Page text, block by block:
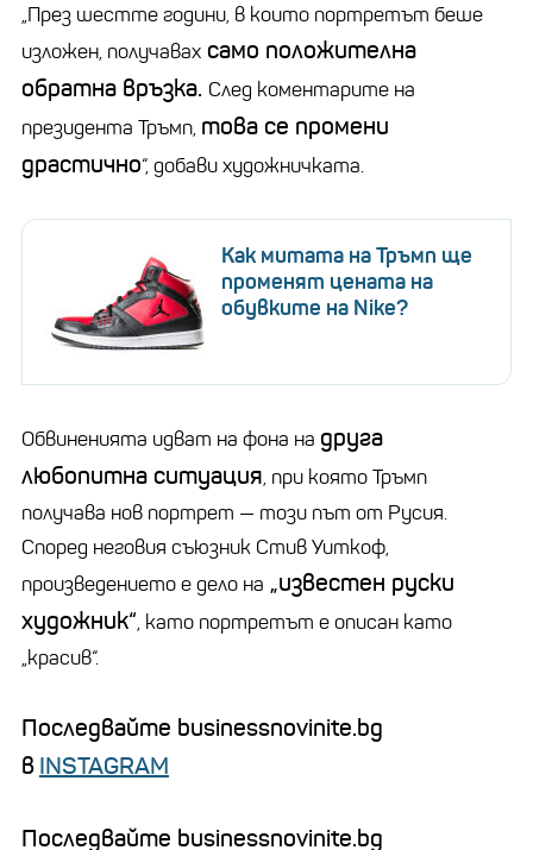
„През шестте години, в които портретът беше
изложен, получавах само положителна
обратна връзка. След коментарите на
президента Тръмп, това се промени
драстично“, добави художничката.
Как митата на Тръмп ще
променят цената на
обувките на Nike?
Обвиненията идват на фона на друга
любопитна ситуация, при която Тръмп
получава нов портрет — този път от Русия.
Според неговия съюзник Стив Уиткоф,
произведението е дело на „известен руски
художник“, като портретът е описан като
„красив“.
Последвайте businessnovinite.bg
в INSTAGRAM
Последвайте businessnovinite.bg